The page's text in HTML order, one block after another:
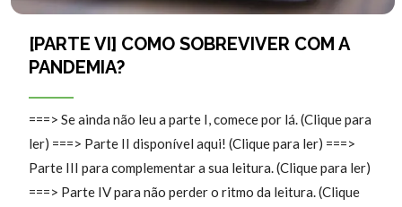
[PARTE VI] COMO SOBREVIVER COM A
PANDEMIA?
===> Se ainda não leu a parte I, comece por lá. (Clique para
ler) ===> Parte II disponível aqui! (Clique para ler) ===>
Parte III para complementar a sua leitura. (Clique para ler)
===> Parte IV para não perder o ritmo da leitura. (Clique